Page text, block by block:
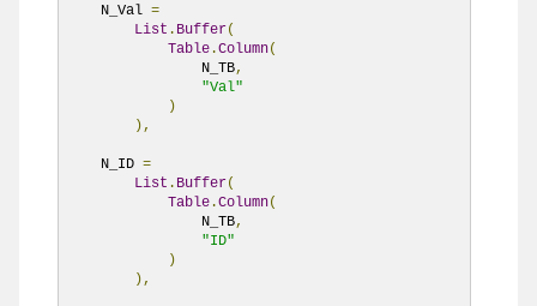
    N_Val
=
List . Buffer(
Table .Column(
                N_TB
,
"Val"
)
),
    N_ID
=
List . Buffer(
Table .Column(
                N_TB
,
"ID"
)
),